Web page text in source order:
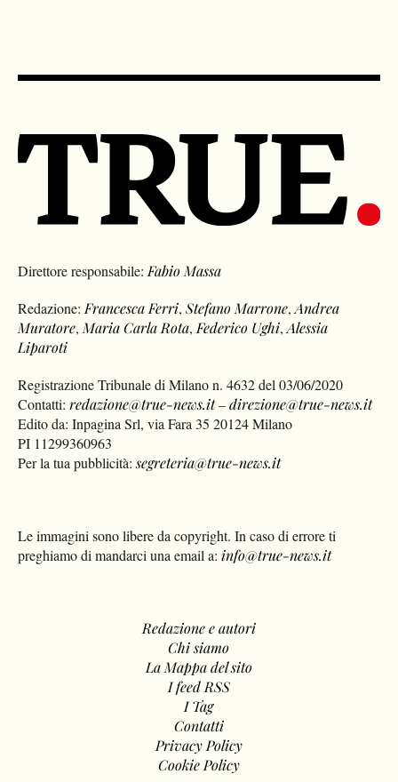
Direttore responsabile: Fabio Massa
Redazione: Francesca Ferri,Stefano Marrone,Andrea
Muratore, Maria Carla Rota, Federico Ughi,Alessia
Liparoti
Registrazione Tribunale di Milano n. 4632 del 03/06/2020
Contatti:redazione@true-news.it–direzione@true-news.it
Edito da: Inpagina Srl, via Fara 35 20124 Milano
PI 11299360963
Per la tua pubblicità:segreteria@true-news.it
Le immagini sono libere da copyright. In caso di errore ti
preghiamo di mandarci una email a: info@true-news.it
Redazione e autori
Chi siamo
La Mappa del sito
I feed RSS
I Tag
Contatti
Privacy Policy
Cookie Policy